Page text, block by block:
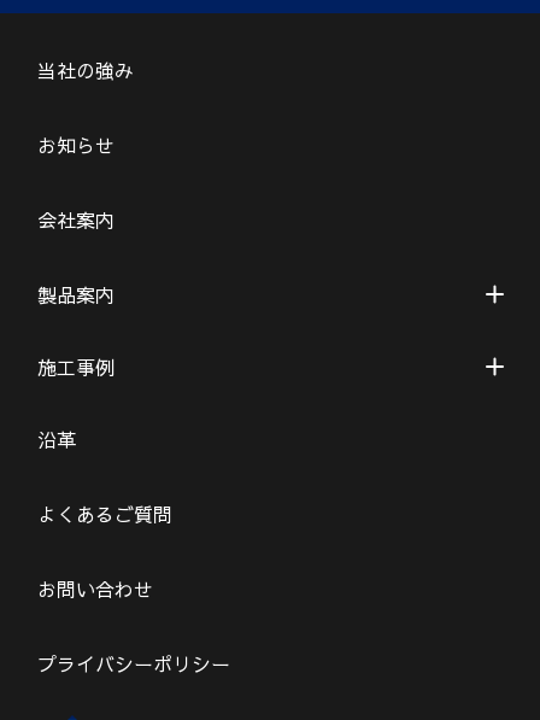
当社の強み
お知らせ
会社案内
製品案内
施工事例
沿革
よくあるご質問
お問い合わせ
プライバシーポリシー